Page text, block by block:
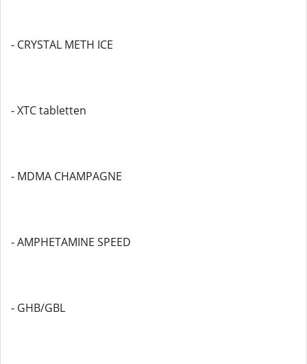
- CRYSTAL METH ICE
- XTC tabletten
- MDMA CHAMPAGNE
- AMPHETAMINE SPEED
- GHB/GBL